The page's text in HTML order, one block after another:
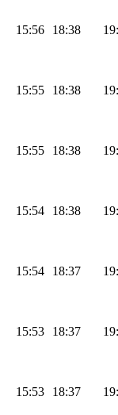
15:56 18:38
15:55 18:38
15:55 18:38
15:54 18:38
15:54 18:37
15:53 18:37
15:53 18:37